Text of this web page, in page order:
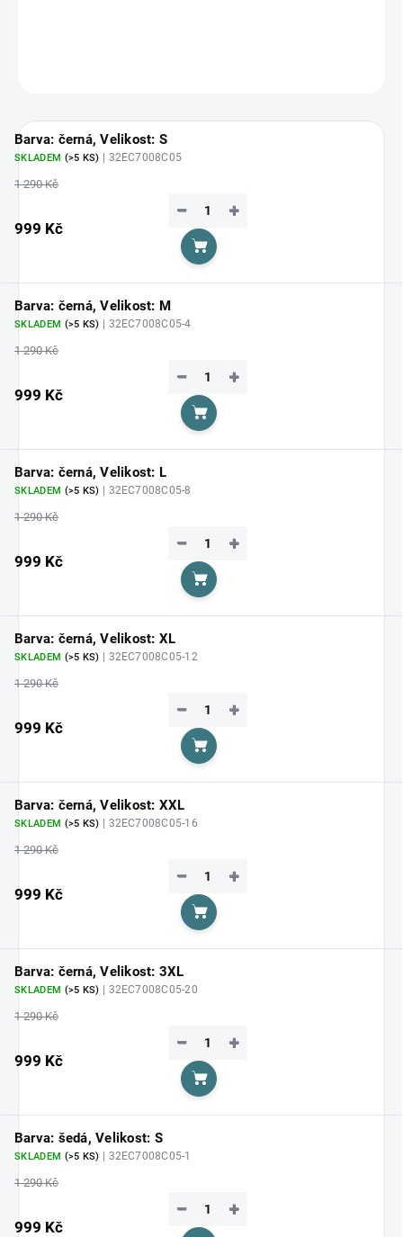
Barva: černá, Velikost: S
SKLADEM (>5 KS) | 32EC7008C05
1 290 Kč
999 Kč
+
−
Do košíku
Barva: černá, Velikost: M
SKLADEM (>5 KS) | 32EC7008C05-4
1 290 Kč
999 Kč
+
−
Do košíku
Barva: černá, Velikost: L
SKLADEM (>5 KS) | 32EC7008C05-8
1 290 Kč
999 Kč
+
−
Do košíku
Barva: černá, Velikost: XL
SKLADEM (>5 KS) | 32EC7008C05-12
1 290 Kč
999 Kč
+
−
Do košíku
Barva: černá, Velikost: XXL
SKLADEM (>5 KS) | 32EC7008C05-16
1 290 Kč
999 Kč
+
−
Do košíku
Barva: černá, Velikost: 3XL
SKLADEM (>5 KS) | 32EC7008C05-20
1 290 Kč
999 Kč
+
−
Do košíku
Barva: šedá, Velikost: S
SKLADEM (>5 KS) | 32EC7008C05-1
1 290 Kč
999 Kč
+
−